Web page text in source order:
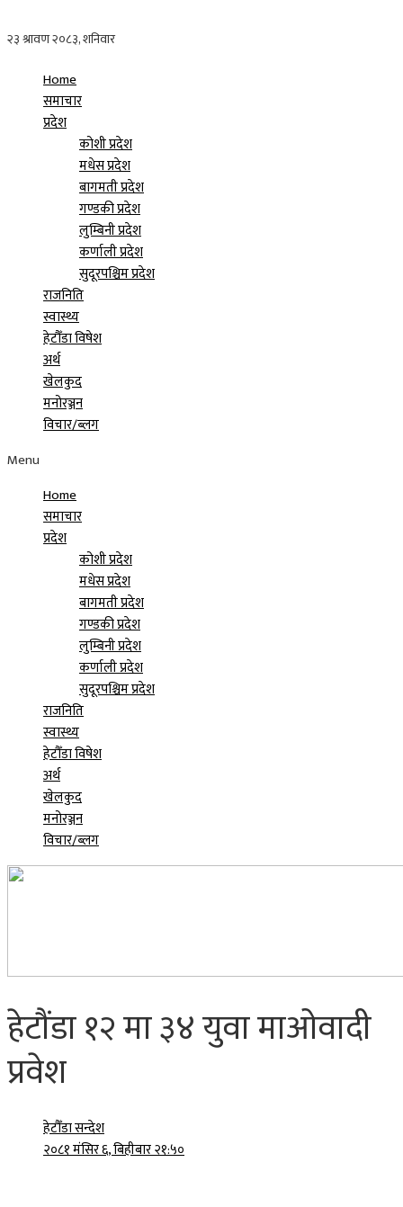
Home
समाचार
प्रदेश
कोशी प्रदेश
मधेस प्रदेश
बागमती प्रदेश
गण्डकी प्रदेश
लुम्बिनी प्रदेश
कर्णाली प्रदेश
सुदूरपश्चिम प्रदेश
राजनिति
स्वास्थ्य
हेटौँडा विषेश
अर्थ
खेलकुद
मनोरञ्जन
विचार/ब्लग
Menu
Home
समाचार
प्रदेश
कोशी प्रदेश
मधेस प्रदेश
बागमती प्रदेश
गण्डकी प्रदेश
लुम्बिनी प्रदेश
कर्णाली प्रदेश
सुदूरपश्चिम प्रदेश
राजनिति
स्वास्थ्य
हेटौँडा विषेश
अर्थ
खेलकुद
मनोरञ्जन
विचार/ब्लग
हेटौंडा १२ मा ३४ युवा माओवादी
प्रवेश
हेटौँडा सन्देश
२०८१ मंसिर ६, बिहीबार २१:५०